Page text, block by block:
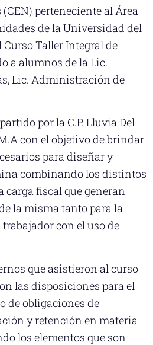
perteneciente al Área
de la Universidad del
Curso Taller Integral de
a alumnos de la Lic.
Lic. Administración de
por la C.P. Lluvia Del
con el objetivo de brindar
para diseñar y
combinando los distintos
carga fiscal que generan
la misma tanto para la
con el uso de
que asistieron al curso
las disposiciones para el
de obligaciones de
y retención en materia
los elementos que son